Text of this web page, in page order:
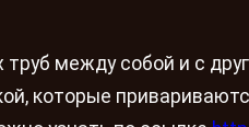
между собой и с
которые